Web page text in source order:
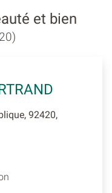
et bien
92420,